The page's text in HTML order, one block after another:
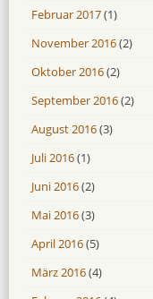
Februar 2017(1)
November 2016(2)
Oktober 2016(2)
September 2016(2)
August 2016(3)
Juli 2016(1)
Juni 2016(2)
Mai 2016(3)
April 2016(5)
März 2016(4)